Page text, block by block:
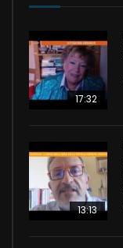
17:32
13:13